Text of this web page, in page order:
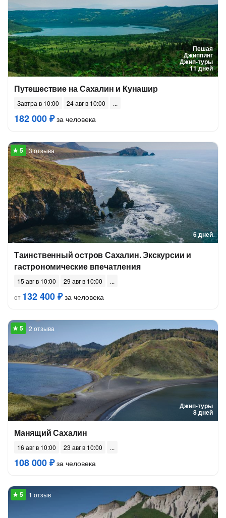
Пешая
Джиппинг
Джип-туры
11 дней
Путешествие на Сахалин и Кунашир
Завтра в 10:00 24 авг в 10:00
182 000 ₽за человека
6 дней
3 отзыва
Таинственный остров Сахалин. Экскурсии и
гастрономические впечатления
15 авг в 10:00
29 авг в 10:00
от 132 400 ₽за человека
Джип-туры
8 дней
2 отзыва
Манящий Сахалин
16 авг в 10:00 23 авг в 10:00
108 000 ₽за человека
1 отзыв